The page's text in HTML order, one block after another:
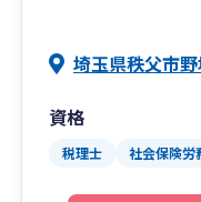
埼玉県秩父市
資格
税理士 社会保険労